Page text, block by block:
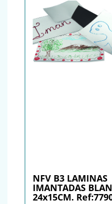
NFV B3 LAMINAS
IMANTADAS
24x15CM.